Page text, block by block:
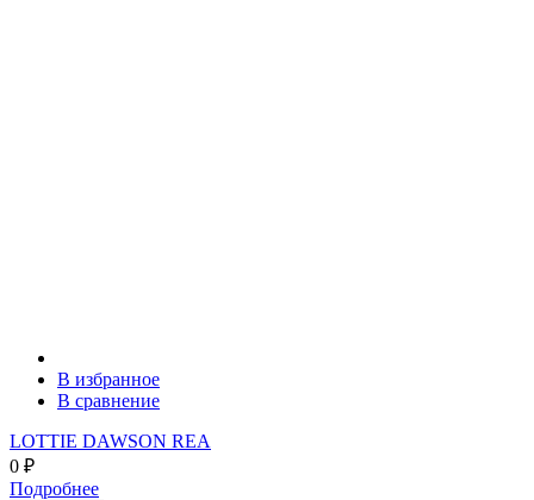
В избранное
В сравнение
LOTTIE DAWSON REA
0 ₽
Подробнее